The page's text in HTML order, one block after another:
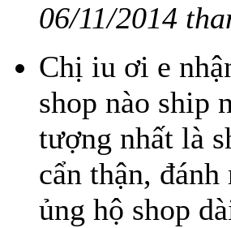
06/11/2014
Chị iu ơi e
shop nào ship
tượng nhất là
cẩn thận,
ủng hộ shop